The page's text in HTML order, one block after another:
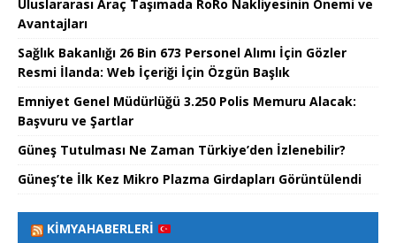
Uluslararası Araç Taşımada RoRo Nakliyesinin Önemi ve
Avantajları
Sağlık Bakanlığı 26 Bin 673 Personel Alımı İçin Gözler
Resmi İlanda: Web İçeriği İçin Özgün Başlık
Emniyet Genel Müdürlüğü 3.250 Polis Memuru Alacak:
Başvuru ve Şartlar
Güneş Tutulması Ne Zaman Türkiye’den İzlenebilir?
Güneş’te İlk Kez Mikro Plazma Girdapları Görüntülendi
KIMYAHABERLERI